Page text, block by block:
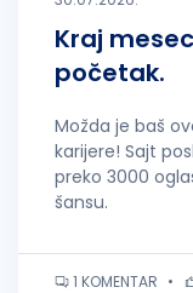
Kraj
početak.
Možda je baš
karijere! Sajt
preko 3000
šansu.
1 KOMENTAR •